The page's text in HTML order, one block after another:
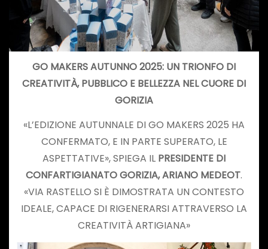
GO MAKERS AUTUNNO 2025: UN TRIONFO DI
CREATIVITÀ, PUBBLICO E BELLEZZA NEL CUORE DI
GORIZIA
«L’EDIZIONE AUTUNNALE DI GO MAKERS 2025 HA
CONFERMATO, E IN PARTE SUPERATO, LE
ASPETTATIVE», SPIEGA IL PRESIDENTE DI
CONFARTIGIANATO GORIZIA, ARIANO MEDEOT.
«VIA RASTELLO SI È DIMOSTRATA UN CONTESTO
IDEALE, CAPACE DI RIGENERARSI ATTRAVERSO LA
CREATIVITÀ ARTIGIANA»